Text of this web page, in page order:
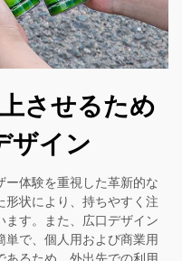
させるため
ザイン
ー体験を重視した革新的な
状により、持ちやすく注
ます。また、広口デザイン
単で、個人用および商業用